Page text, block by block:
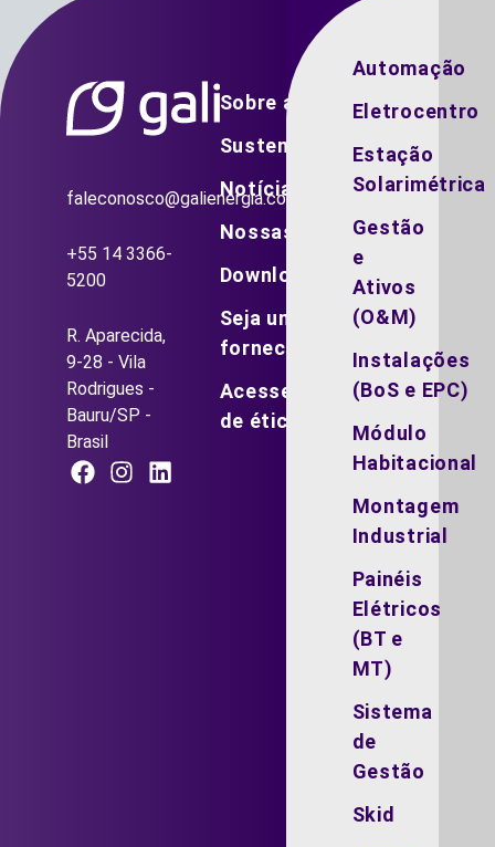
faleconosco@galienergia.com.br
+55 14 3366-
5200
R. Aparecida,
9-28 - Vila
Rodrigues -
Bauru/SP -
Brasil
Sobre a Gali
Sustentabilidade
Notícias
Nossas vagas
Downloads
Seja um
fornecedor
Acesse o canal
de ética
Automação
Eletrocentro
Estação
Solarimétrica
Gestão
e
Ativos
(O&M)
Instalações
(BoS e EPC)
Módulo
Habitacional
Montagem
Industrial
Painéis
Elétricos
(BT e
MT)
Sistema
de
Gestão
Skid